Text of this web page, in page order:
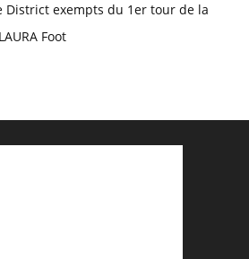
District exempts du 1er tour de la
Foot